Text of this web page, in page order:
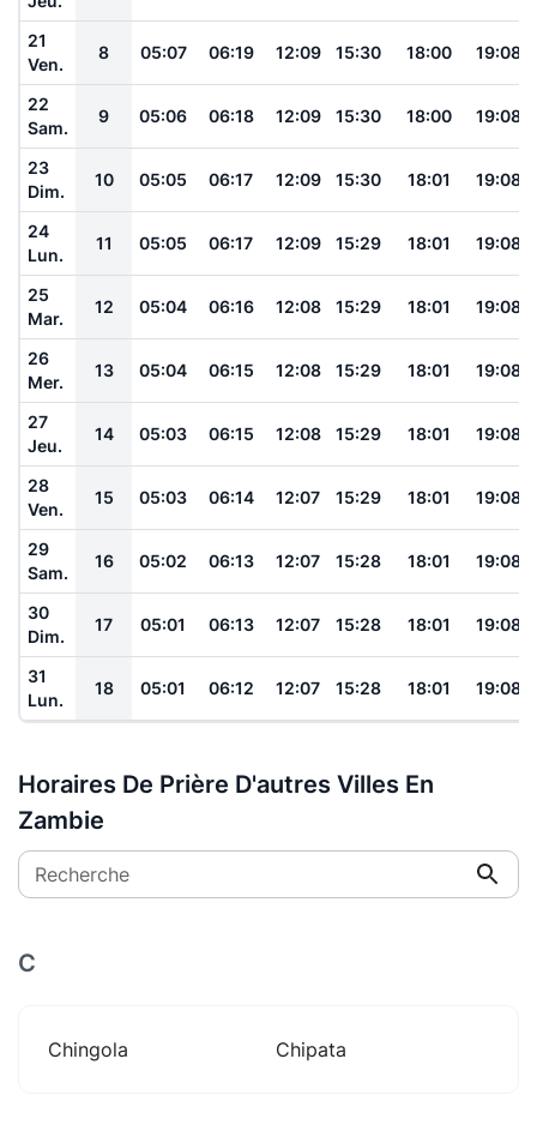
21
Ven.
8 05:07 06:19 12:09 15:30 18:00 19:08
22
Sam.
9 05:06 06:18 12:09 15:30 18:00 19:08
23
Dim.
10 05:05 06:17 12:09 15:30 18:01 19:08
24
Lun.
11 05:05 06:17 12:09 15:29 18:01 19:08
25
Mar.
12 05:04 06:16 12:08 15:29 18:01 19:08
26
Mer.
13 05:04 06:15 12:08 15:29 18:01 19:08
27
Jeu.
14 05:03 06:15 12:08 15:29 18:01 19:08
28
Ven.
15 05:03 06:14 12:07 15:29 18:01 19:08
29
Sam.
16 05:02 06:13 12:07 15:28 18:01 19:08
30
Dim.
17 05:01 06:13 12:07 15:28 18:01 19:08
31
Lun.
18 05:01 06:12 12:07 15:28 18:01 19:08
Horaires De Prière D'autres Villes En
Zambie
Recherche
C
Chingola Chipata